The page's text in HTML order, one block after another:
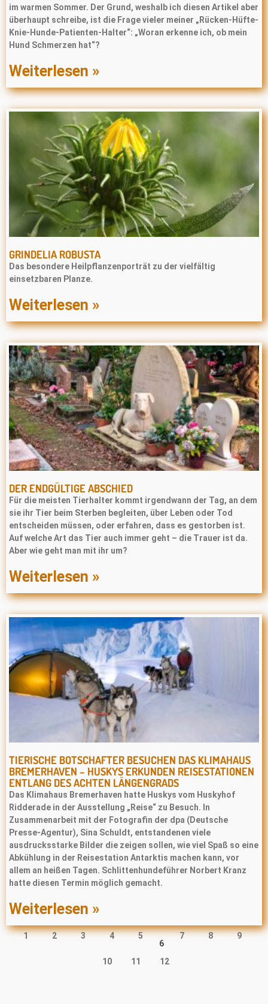
im warmen Sommer. Der Grund, weshalb ich diesen Artikel aber
überhaupt schreibe, ist die Frage vieler meiner „Rücken-Hüfte-
Knie-Hunde-Patienten-Halter“: „Woran erkenne ich, ob mein
Hund Schmerzen hat“?
Weiterlesen »
GRINDELIA ROBUSTA
Das besondere Heilpflanzenporträt zu der vielfältig
einsetzbaren Planze.
Weiterlesen »
DER ENDGÜLTIGE ABSCHIED
Für die meisten Tierhalter kommt irgendwann der Tag, an dem
sie ihr Tier beim Sterben begleiten, über Leben oder Tod
entscheiden müssen, oder erfahren, dass es gestorben ist.
Auf welche Art das Tier auch immer geht – die Trauer ist da.
Aber wie geht man mit ihr um?
Weiterlesen »
TIERISCHE BOTSCHAFTER BESUCHEN DAS KLIMAHAUS
BREMERHAVEN – HUSKYS ERKUNDEN REISESTATIONEN
ENTLANG DES ACHTEN LÄNGENGRADS
Das Klimahaus Bremerhaven hatte Huskys vom Huskyhof
Ridderade in der Ausstellung „Reise“ zu Besuch. In
Zusammenarbeit mit der Fotografin der dpa (Deutsche
Presse‐Agentur), Sina Schuldt, entstandenen viele
ausdrucksstarke Bilder die zeigen sollen, wie viel Spaß so eine
Abkühlung in der Reisestation Antarktis machen kann, vor
allem an heißen Tagen. Schlittenhundeführer Norbert Kranz
hatte diesen Termin möglich gemacht.
Weiterlesen »
1 2 3 4
5
6
7 8 9
10 11 12